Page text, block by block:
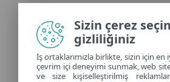
Sizin çerez
gizliliğiniz
İş ortaklarımızla birlikte, sizin için
çevrim içi deneyimi sunmak, web
ve size kişiselleştirilmiş